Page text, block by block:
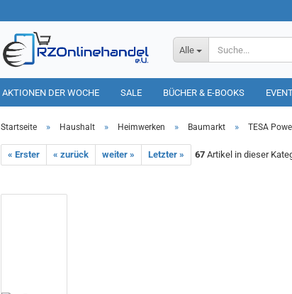
Alle
AKTIONEN DER WOCHE SALE BÜCHER & E-BOOKS
HAUSHALT TIERBEDARF
Startseite » Haushalt » Heimwerken » Baumarkt » TESA
« Erster « zurück weiter » Letzter » 67 Artikel in dieser